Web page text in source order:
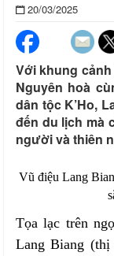
20/03/2025
Với khung
Nguyên hoà
dân tộc K’Ho,
đến du lịch mà
người và thiên
Vũ điệu Lang
Tọa lạc trên
Lang Biang